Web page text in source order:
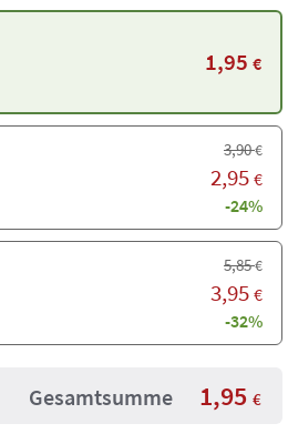
1,95 €
3,90€
2,95 €
-24%
5,85€
3,95 €
-32%
Gesamtsumme 1,95 €